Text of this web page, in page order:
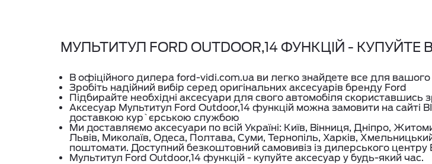
МУЛЬТИТУЛ FORD OUTDOOR,14 ФУНКЦІЙ - КУПУЙТЕ
В офіційного дилера ford-vidi.com.ua ви легко знайдете все для вашого
Зробіть надійний вибір серед оригінальних аксесуарів бренду Ford
Підбирайте необхідні аксесуари для свого автомобіля
Аксесуар Мультитул Ford Outdoor,14 функцій можна замовити на сайті
доставкою кур`єрською службою
Ми доставляємо аксесуари по всій Україні: Київ, Вінниця, Дніпро,
Львів, Миколаїв, Одеса, Полтава, Суми, Тернопіль, Харків,
поштомати. Доступний безкоштовний самовивіз із дилерського
Мультитул Ford Outdoor,14 функцій - купуйте аксесуар у будь-який час.